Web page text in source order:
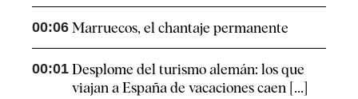
00:06 Marruecos, el chantaje permanente
00:01 Desplome del turismo alemán: los que
viajan a España de vacaciones caen [...]